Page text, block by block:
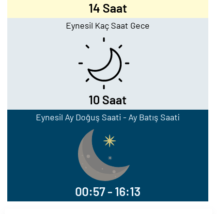
14 Saat
Eynesil Kaç Saat Gece
10 Saat
Eynesil Ay Doğuş Saati - Ay Batış Saati
00:57 - 16:13